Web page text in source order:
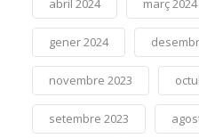
abril 2024 març 2024
gener 2024
novembre 2023
setembre 2023